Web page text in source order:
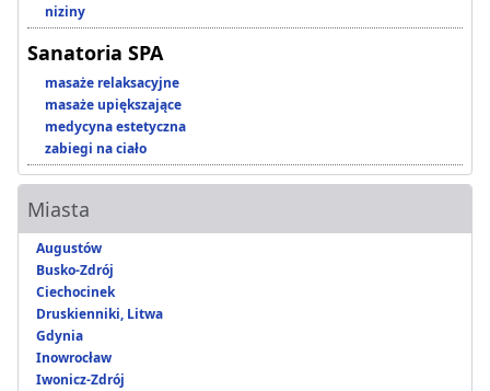
niziny
Sanatoria SPA
masaże relaksacyjne
masaże upiększające
medycyna estetyczna
zabiegi na ciało
Miasta
Augustów
Busko-Zdrój
Ciechocinek
Druskienniki, Litwa
Gdynia
Inowrocław
Iwonicz-Zdrój